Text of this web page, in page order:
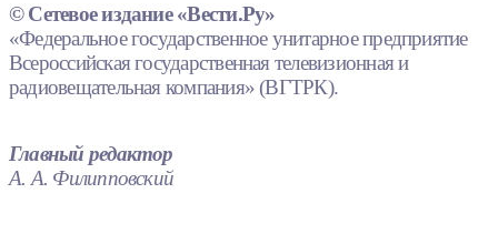
© Сетевое издание «Вести.Ру»
«Федеральное государственное унитарное предприятие
Всероссийская государственная телевизионная и
радиовещательная компания» (ВГТРК).
Главный редактор
А. А. Филипповский